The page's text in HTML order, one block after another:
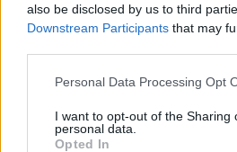
also be disclosed by us to third
Downstream Participants that may
Personal Data Processing Opt
I want to opt-out of the Sharing
personal data.
Opted In
Deseu el meu nom, el correu
aquest navegador per a la propera